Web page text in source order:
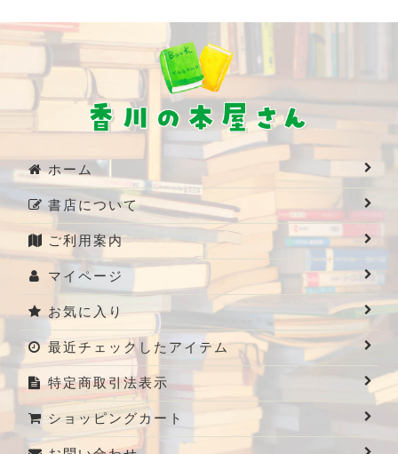
ホーム
書店について
ご利用案内
マイページ
お気に入り
最近チェックしたアイテム
特定商取引法表示
ショッピングカート